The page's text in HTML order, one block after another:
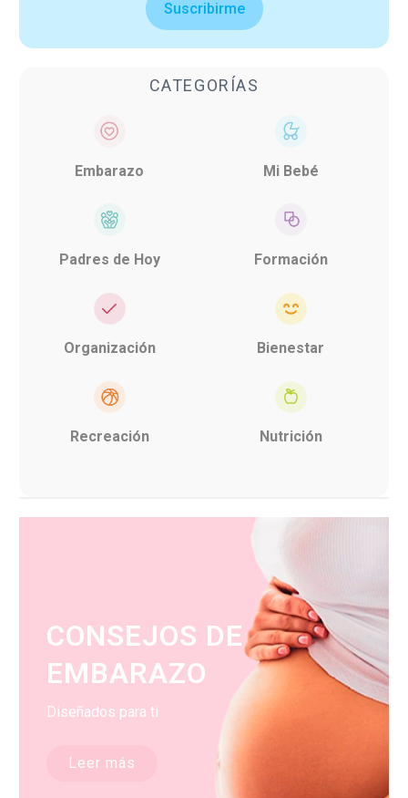
Suscribirme
CATEGORÍAS
Embarazo Mi Bebé
Padres de Hoy Formación
Organización Bienestar
Recreación Nutrición
CONSEJOS DE
EMBARAZO
Diseñados para ti
Leer más